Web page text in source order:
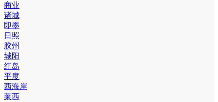
商业
诸城
即墨
日照
胶州
城阳
红岛
平度
西海岸
莱西